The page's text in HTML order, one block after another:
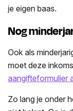
je eigen baas.
Nog
Ook als
moet deze
aangifteformulier
Zo lang je onder